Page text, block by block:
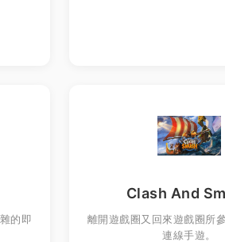
的即
Clash And
離開遊戲圈又回來遊戲圈所
連線手遊。